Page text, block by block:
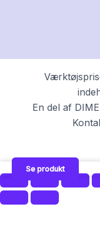
En del af
Se produkt